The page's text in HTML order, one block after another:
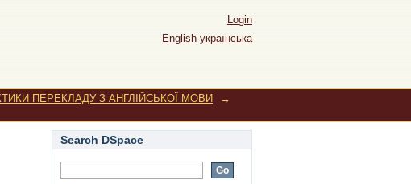
Login
English українська
ПЕРЕКЛАДУ З АНГЛІЙСЬКОЇ МОВИ
→
Search DSpace